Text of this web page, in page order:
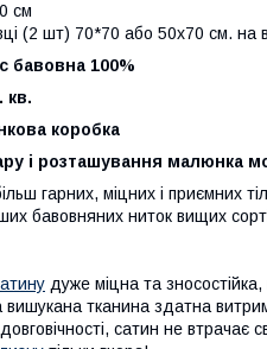
см
(2 шт) 70*70 або 50х70 см. на
бавовна 100%
кв.
коробка
і розташування малюнка
гарних, міцних і приємних
бавовняних ниток вищих
дуже міцна та
вишукана тканина здатна
довговічності, сатин не втрачає